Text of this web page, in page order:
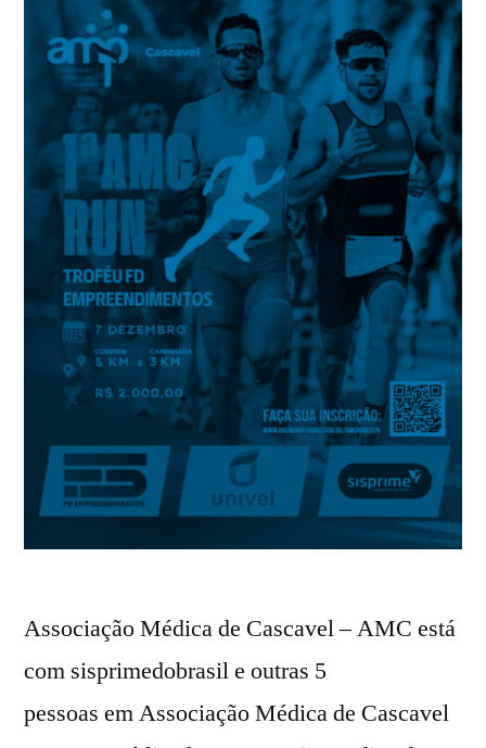
Associação Médica de Cascavel – AMC está
com sisprimedobrasil e outras 5
pessoas em Associação Médica de Cascavel